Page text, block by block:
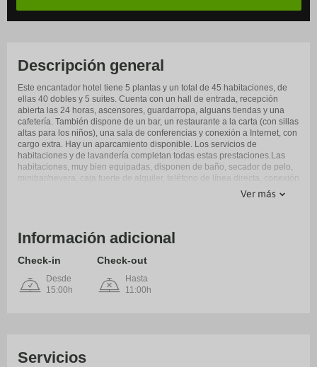
Descripción general
Este encantador hotel tiene 5 plantas y un total de 45 habitaciones, de
ellas 40 dobles y 5 suites. Cuenta con un hall de entrada, recepción
abierta las 24 horas, ascensores, guardarropa, alguans tiendas y una
cafetería. También dispone de un bar, un restaurante a la carta (con sillas
altas para los niños), una sala de conferencias y conexión a Internet, con
cargo extra. Hay un aparcamiento disponible. Los servicios de
habitaciones y de lavandería completan todas estas prestaciones.Las
habitaciones, muy bien equipadas, disponen de baño, secador de pelo,
minibar/nevera, caja fuerte de alquiler, teléfono de línea directa, conexión
Ver más
Información adicional
Check-in
Desde
15:00h
Check-out
Hasta
11:00h
Servicios